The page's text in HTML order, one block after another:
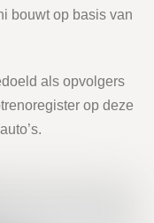
bouwt op basis van
als opvolgers
op deze